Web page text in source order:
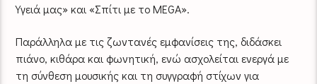
Υγειά μας» και «Σπίτι με το MEGA».
Παράλληλα με τις ζωντανές εμφανίσεις της, διδάσκει
πιάνο, κιθάρα και φωνητική, ενώ ασχολείται ενεργά με
τη σύνθεση μουσικής και τη συγγραφή στίχων για